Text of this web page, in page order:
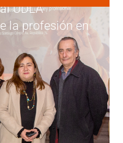
UDLA
la profesión en